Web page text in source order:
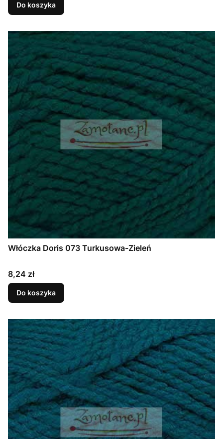
Do koszyka
Włóczka Doris 073 Turkusowa-Zieleń
Cena
8,24 zł
Do koszyka